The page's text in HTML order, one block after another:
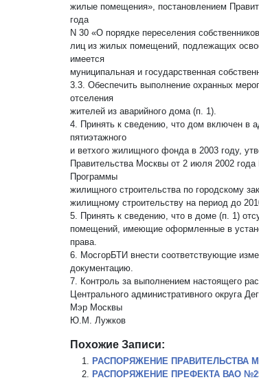
жилые помещения», постановлением
года
N 30 «О порядке переселения
лиц из жилых помещений, подлежащих
имеется
муниципальная и государственная
3.3. Обеспечить выполнение охранных
отселения
жителей из аварийного дома (п. 1).
4. Принять к сведению, что дом включен в
пятиэтажного
и ветхого жилищного фонда в 2003 году,
Правительства Москвы от 2 июля 2002
Программы
жилищного строительства по городскому
жилищному строительству на период до
5. Принять к сведению, что в доме (п. 1)
помещений, имеющие оформленные в
права.
6. МосгорБТИ внести соответствующие
документацию.
7. Контроль за выполнением настоящего
Центрального административного округа
Мэр Москвы
Ю.М. Лужков
Похожие Записи:
РАСПОРЯЖЕНИЕ ПРАВИТЕЛЬСТВА
РАСПОРЯЖЕНИЕ ПРЕФЕКТА ВАО